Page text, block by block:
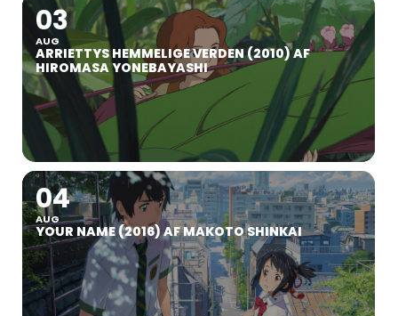
03
AUG
ARRIETTYS HEMMELIGE VERDEN (2010) AF
HIROMASA YONEBAYASHI
04
AUG
YOUR NAME (2016) AF MAKOTO SHINKAI